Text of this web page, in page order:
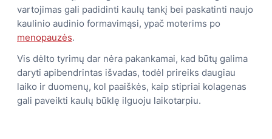
vartojimas gali padidinti kaulų tankį bei paskatinti naujo
kaulinio audinio formavimąsi, ypač moterims po
menopauzės.
Vis dėlto tyrimų dar nėra pakankamai, kad būtų galima
daryti apibendrintas išvadas, todėl prireiks daugiau
laiko ir duomenų, kol paaiškės, kaip stipriai kolagenas
gali paveikti kaulų būklę ilguoju laikotarpiu.